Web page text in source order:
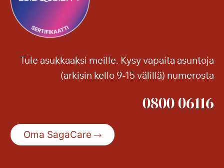
Tule asukkaaksi meille. Kysy vapaita asuntoja
(arkisin kello 9-15 välillä) numerosta
0800 06116
Oma SagaCare